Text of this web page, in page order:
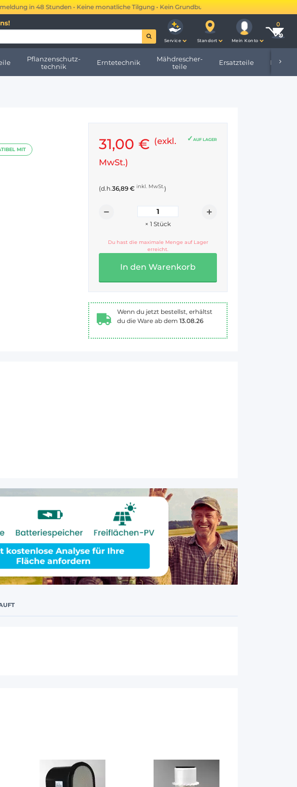
in 48 Stunden • Keine monatliche Tilgung • Kein Grundbucheintrag •
Service Standort Mein Konto
Pflanzenschutz-
technik
Erntetechnik
Mähdrescher-
teile
Ersatzteile
MIT
AUF LAGER
31,00 € (exkl.
MwSt.)
(d.h.36,89 € inkl. MwSt.)
× 1 Stück
Du hast die maximale Menge auf Lager
erreicht.
In den Warenkorb
Wenn du jetzt bestellst, erhältst
du die Ware ab dem 13.08.26